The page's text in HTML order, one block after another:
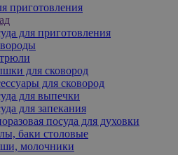
приготовления
для приготовления
для сковород
для сковород
для выпечки
для запекания
посуда для духовки
баки столовые
молочники